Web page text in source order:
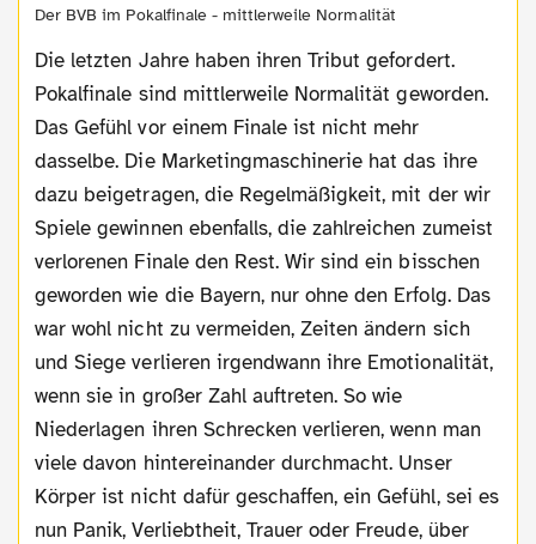
Der BVB im Pokalfinale - mittlerweile Normalität
Die letzten Jahre haben ihren Tribut gefordert.
Pokalfinale sind mittlerweile Normalität geworden.
Das Gefühl vor einem Finale ist nicht mehr
dasselbe. Die Marketingmaschinerie hat das ihre
dazu beigetragen, die Regelmäßigkeit, mit der wir
Spiele gewinnen ebenfalls, die zahlreichen zumeist
verlorenen Finale den Rest. Wir sind ein bisschen
geworden wie die Bayern, nur ohne den Erfolg. Das
war wohl nicht zu vermeiden, Zeiten ändern sich
und Siege verlieren irgendwann ihre Emotionalität,
wenn sie in großer Zahl auftreten. So wie
Niederlagen ihren Schrecken verlieren, wenn man
viele davon hintereinander durchmacht. Unser
Körper ist nicht dafür geschaffen, ein Gefühl, sei es
nun Panik, Verliebtheit, Trauer oder Freude, über